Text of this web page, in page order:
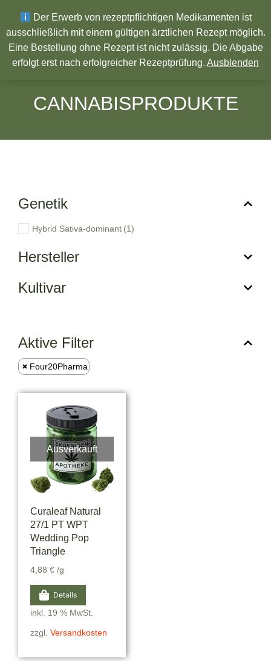
Wir wünschen ein Frohes neues Jahr!
CANNABISPRODUKTE
Genetik
Hybrid Sativa-dominant (1)
Hersteller
Kultivar
Aktive Filter
Four20Pharma
Ausverkauft
Curaleaf Natural
27/1 PT WPT
Wedding Pop
Triangle
4,88 € /g
Details
inkl. 19 % MwSt.
zzgl. Versandkosten
Der Erwerb von rezeptpflichtigen Medikamenten ist
ausschließlich mit einem gültigen ärztlichen Rezept möglich.
Eine Bestellung ohne Rezept ist nicht zulässig. Die Abgabe
erfolgt erst nach erfolgreicher Rezeptprüfung. Ausblenden